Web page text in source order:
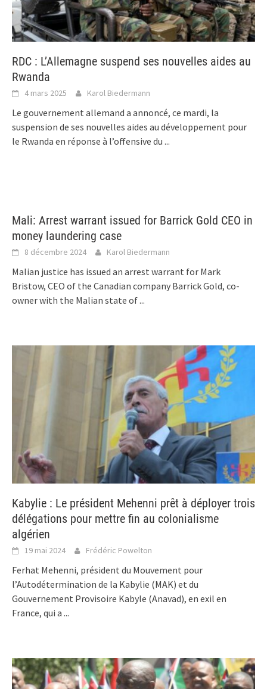
RDC : L’Allemagne suspend ses nouvelles aides au
Rwanda
4 mars 2025 Karol Biedermann
Le gouvernement allemand a annoncé, ce mardi, la
suspension de ses nouvelles aides au développement pour
le Rwanda en réponse à l’offensive du ...
Mali: Arrest warrant issued for Barrick Gold CEO in
money laundering case
8 décembre 2024 Karol Biedermann
Malian justice has issued an arrest warrant for Mark
Bristow, CEO of the Canadian company Barrick Gold, co-
owner with the Malian state of...
Kabylie : Le président Mehenni prêt à déployer trois
délégations pour mettre fin au colonialisme
algérien
19 mai 2024 Frédéric Powelton
Ferhat Mehenni, président du Mouvement pour
l’Autodétermination de la Kabylie (MAK) et du
Gouvernement Provisoire Kabyle (Anavad), en exil en
France, qui a ...